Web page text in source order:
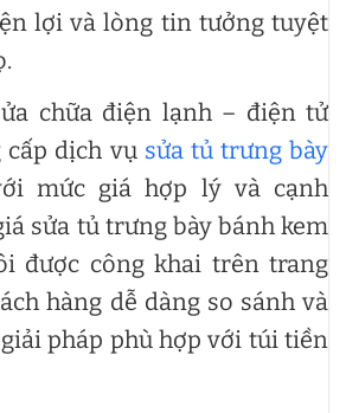
lợi và lòng tin tưởng tuyệt
chữa điện lạnh – điện tử
cấp dịch vụ sửa tủ trưng bày
mức giá hợp lý và cạnh
sửa tủ trưng bày bánh kem
được công khai trên trang
hàng dễ dàng so sánh và
pháp phù hợp với túi tiền